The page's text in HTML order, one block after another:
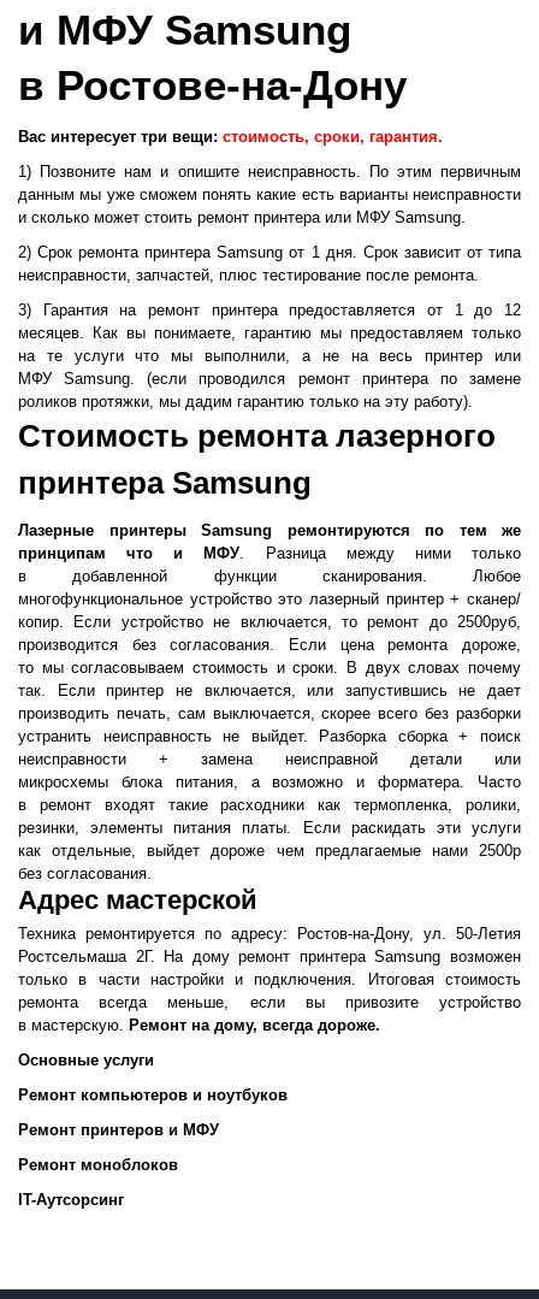
и МФУ Samsung
в Ростове-на-Дону
Вас интересует три вещи: стоимость, сроки, гарантия.
1) Позвоните нам и опишите неисправность. По этим первичным
данным мы уже сможем понять какие есть варианты неисправности
и сколько может стоить ремонт принтера или МФУ Samsung.
2) Срок ремонта принтера Samsung от 1 дня. Срок зависит от типа
неисправности, запчастей, плюс тестирование после ремонта.
3)
Гарантия на ремонт принтера предоставляется от 1 до 12
месяцев. Как вы понимаете, гарантию мы предоставляем только
на те услуги что мы выполнили, а не на весь принтер или
МФУ Samsung.
(если проводился ремонт принтера по замене
роликов протяжки, мы дадим гарантию только на эту работу).
Стоимость ремонта лазерного
принтера Samsung
Лазерные принтеры Samsung ремонтируются по тем же
принципам что и МФУ. Разница между ними только
в добавленной функции сканирования. Любое
многофункциональное устройство это лазерный принтер + сканер/
копир. Если устройство не включается, то ремонт до 2500руб,
производится без согласования. Если цена ремонта дороже,
то мы согласовываем стоимость и сроки. В двух словах почему
так. Если принтер не включается, или запустившись не дает
производить печать, сам выключается, скорее всего без разборки
устранить неисправность не выйдет. Разборка сборка + поиск
неисправности + замена неисправной детали или
микросхемы блока питания, а возможно и форматера. Часто
в ремонт входят такие расходники как термопленка, ролики,
резинки, элементы питания платы. Если раскидать эти услуги
как отдельные, выйдет дороже чем предлагаемые нами 2500р
без согласования.
Адрес мастерской
Техника ремонтируется по адресу: Ростов-на-Дону, ул. 50-Летия
Ростсельмаша 2Г. На дому ремонт принтера Samsung возможен
только в части настройки и подключения. Итоговая стоимость
ремонта всегда меньше, если вы привозите устройство
в мастерскую. Ремонт на дому, всегда дороже.
Основные услуги
Ремонт компьютеров и ноутбуков
Ремонт принтеров и МФУ
Ремонт моноблоков
IT-Аутсорсинг